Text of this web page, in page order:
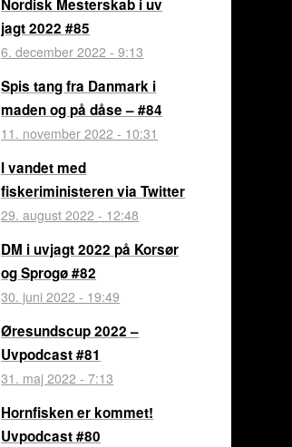
Nordisk Mesterskab i uv
jagt 2022 #85
6. december 2022 - 9:13
Spis tang fra Danmark i
maden og på dåse – #84
11. november 2022 - 10:31
I vandet med
fiskeriministeren via Twitter
29. august 2022 - 12:48
DM i uvjagt 2022 på Korsør
og Sprogø #82
30. juni 2022 - 19:49
Øresundscup 2022 –
Uvpodcast #81
31. maj 2022 - 7:13
Hornfisken er kommet!
Uvpodcast #80